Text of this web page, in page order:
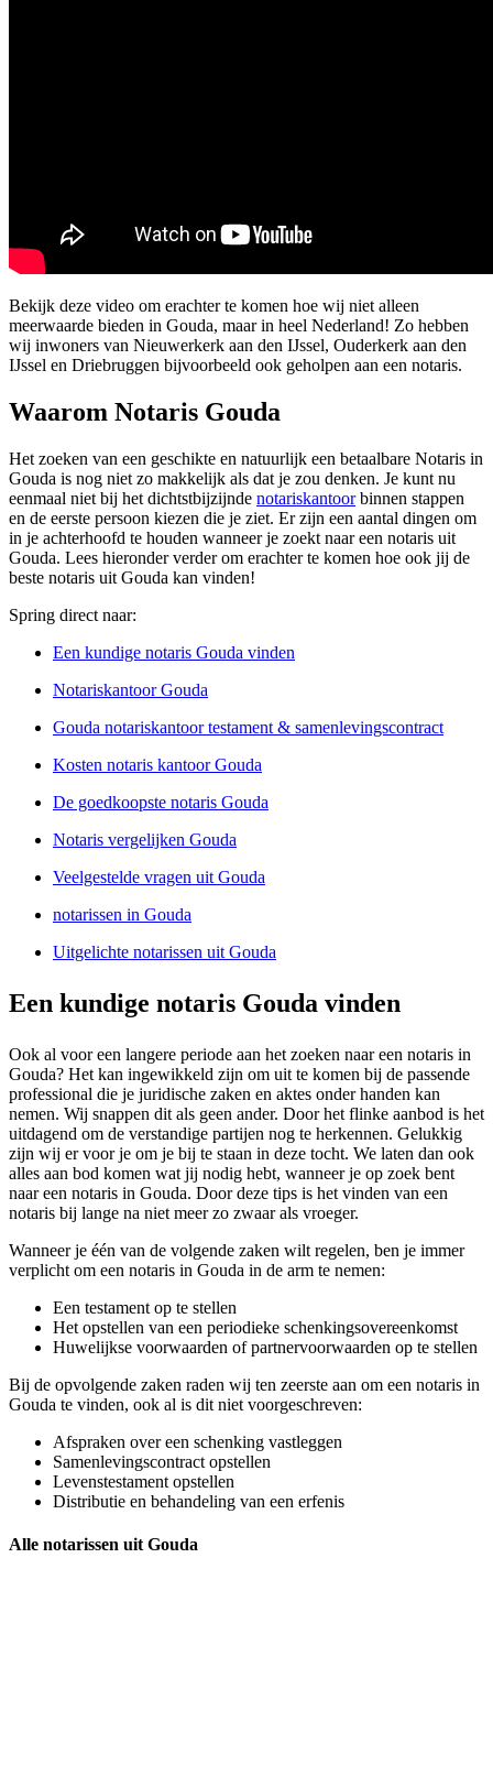
Bekijk deze video om erachter te komen hoe wij niet alleen
meerwaarde bieden in Gouda, maar in heel Nederland! Zo hebben
wij inwoners van Nieuwerkerk aan den IJssel, Ouderkerk aan den
IJssel en Driebruggen bijvoorbeeld ook geholpen aan een notaris.
Waarom Notaris Gouda
Het zoeken van een geschikte en natuurlijk een betaalbare Notaris in
Gouda is nog niet zo makkelijk als dat je zou denken. Je kunt nu
eenmaal niet bij het dichtstbijzijnde notariskantoorbinnen stappen
en de eerste persoon kiezen die je ziet. Er zijn een aantal dingen om
in je achterhoofd te houden wanneer je zoekt naar een notaris uit
Gouda. Lees hieronder verder om erachter te komen hoe ook jij de
beste notaris uit Gouda kan vinden!
Spring direct naar:
Een kundige notaris Gouda vinden
Notariskantoor Gouda
Gouda notariskantoor testament & samenlevingscontract
Kosten notaris kantoor Gouda
De goedkoopste notaris Gouda
Notaris vergelijken Gouda
Veelgestelde vragen uit Gouda
notarissen in Gouda
Uitgelichte notarissen uit Gouda
Een kundige notaris Gouda vinden
Ook al voor een langere periode aan het zoeken naar een notaris in
Gouda? Het kan ingewikkeld zijn om uit te komen bij de passende
professional die je juridische zaken en aktes onder handen kan
nemen. Wij snappen dit als geen ander. Door het flinke aanbod is het
uitdagend om de verstandige partijen nog te herkennen. Gelukkig
zijn wij er voor je om je bij te staan in deze tocht. We laten dan ook
alles aan bod komen wat jij nodig hebt, wanneer je op zoek bent
naar een notaris in Gouda. Door deze tips is het vinden van een
notaris bij lange na niet meer zo zwaar als vroeger.
Wanneer je één van de volgende zaken wilt regelen, ben je immer
verplicht om een notaris in Gouda in de arm te nemen:
Een testament op te stellen
Het opstellen van een periodieke schenkingsovereenkomst
Huwelijkse voorwaarden of partnervoorwaarden op te stellen
Bij de opvolgende zaken raden wij ten zeerste aan om een notaris in
Gouda te vinden, ook al is dit niet voorgeschreven:
Afspraken over een schenking vastleggen
Samenlevingscontract opstellen
Levenstestament opstellen
Distributie en behandeling van een erfenis
Alle notarissen uit Gouda